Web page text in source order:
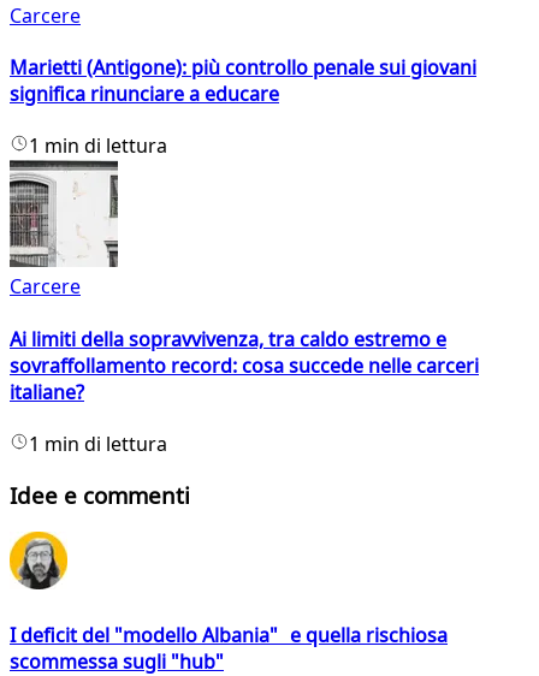
Carcere
Marietti (Antigone): più controllo penale sui giovani
significa rinunciare a educare
1 min di lettura
Carcere
Ai limiti della sopravvivenza, tra caldo estremo e
sovraffollamento record: cosa succede nelle carceri
italiane?
1 min di lettura
Idee e commenti
I deficit del "modello Albania" e quella rischiosa
scommessa sugli "hub"